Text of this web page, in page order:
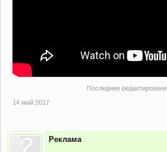
Последнее
14 май 2017
Реклама